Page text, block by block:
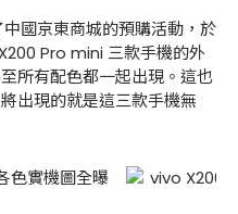
國京東商城的預購活動，於
Pro mini 三款手機的外
所有配色都一起出現。這也
出現的就是這三款手機無